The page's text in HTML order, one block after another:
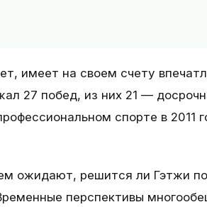
имеет на своем счету
27 побед, из них 21 —
спорте в 2011
ожидают, решится ли Гэтжи
перспективы